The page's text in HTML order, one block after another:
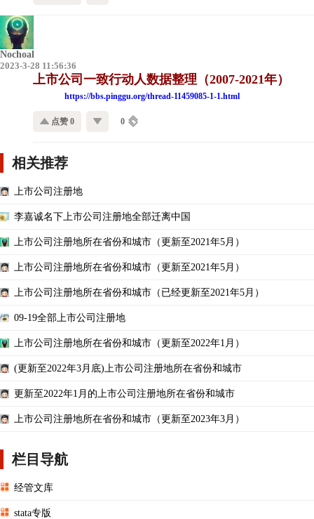
Nochoal
2023-3-28 11:56:36
上市公司一致行动人数据整理（2007-2021年）
https://bbs.pinggu.org/thread-11459085-1-1.html
点赞 0 0
相关推荐
上市公司注册地
李嘉诚名下上市公司注册地全部迁离中国
上市公司注册地所在省份和城市（更新至2021年5月）
上市公司注册地所在省份和城市（更新至2021年5月）
上市公司注册地所在省份和城市（已经更新至2021年5月）
09-19全部上市公司注册地
上市公司注册地所在省份和城市（更新至2022年1月）
(更新至2022年3月底)上市公司注册地所在省份和城市
更新至2022年1月的上市公司注册地所在省份和城市
上市公司注册地所在省份和城市（更新至2023年3月）
栏目导航
经管文库
stata专版